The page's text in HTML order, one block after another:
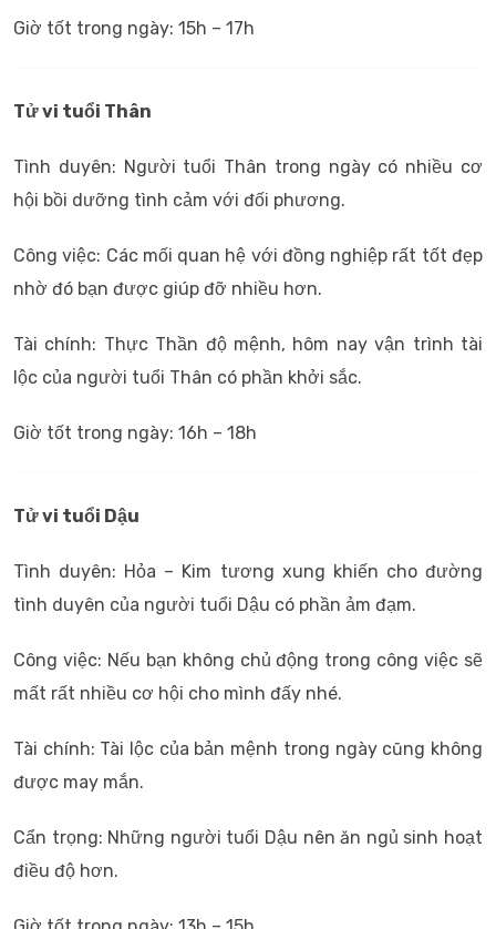
Giờ tốt trong ngày: 15h – 17h
Tử vi tuổi Thân
Tình duyên: Người tuổi Thân trong ngày có nhiều cơ
hội bồi dưỡng tình cảm với đối phương.
Công việc: Các mối quan hệ với đồng nghiệp rất tốt đẹp
nhờ đó bạn được giúp đỡ nhiều hơn.
Tài chính: Thực Thần độ mệnh, hôm nay vận trình tài
lộc của người tuổi Thân có phần khởi sắc.
Giờ tốt trong ngày: 16h – 18h
Tử vi tuổi Dậu
Tình duyên: Hỏa – Kim tương xung khiến cho đường
tình duyên của người tuổi Dậu có phần ảm đạm.
Công việc: Nếu bạn không chủ động trong công việc sẽ
mất rất nhiều cơ hội cho mình đấy nhé.
Tài chính: Tài lộc của bản mệnh trong ngày cũng không
được may mắn.
Cẩn trọng: Những người tuổi Dậu nên ăn ngủ sinh hoạt
điều độ hơn.